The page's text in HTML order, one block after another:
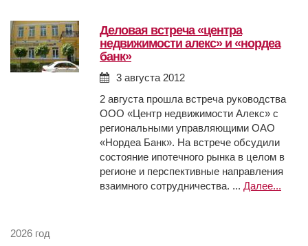
деловая встреча «центра
недвижимости алекс» и «нордеа
банк»
3 августа 2012
2 августа прошла встреча руководства
ООО «Центр недвижимости Алекс» с
региональными управляющими ОАО
«Нордеа Банк». На встрече обсудили
состояние ипотечного рынка в целом в
регионе и перспективные направления
взаимного сотрудничества. ... Далее...
2026 год